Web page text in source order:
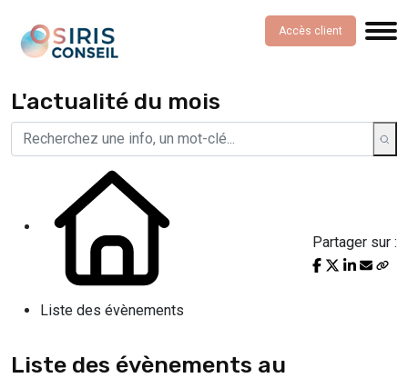
Accès client
L'actualité du mois
Liste des évènements
Partager sur :
Liste des évènements au